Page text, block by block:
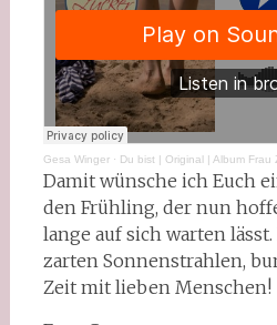
Gesa Winger· Du bist | Original | Album Frau
Damit wünsche ich Euch
den Frühling, der nun
lange auf sich warten
zarten Sonnenstrahlen,
Zeit mit lieben Menschen!